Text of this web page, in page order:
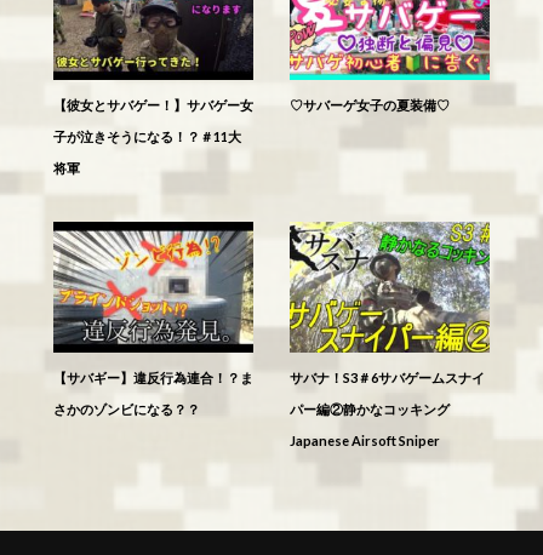
【彼女とサバゲー！】サバゲー女
子が泣きそうになる！？＃11大
将軍
♡サバーゲ女子の夏装備♡
【サバギー】違反行為連合！？ま
さかのゾンビになる？？
サバナ！S3＃6サバゲームスナイ
パー編②静かなコッキング
Japanese Airsoft Sniper